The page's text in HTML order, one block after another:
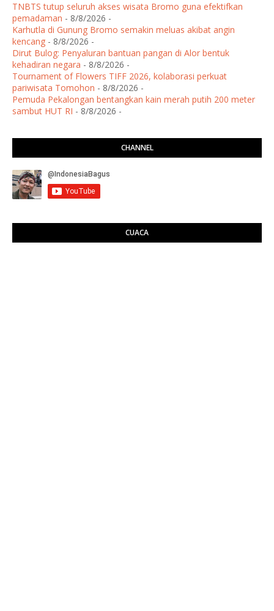
TNBTS tutup seluruh akses wisata Bromo guna efektifkan
pemadaman - 8/8/2026 -
Karhutla di Gunung Bromo semakin meluas akibat angin
kencang - 8/8/2026 -
Dirut Bulog: Penyaluran bantuan pangan di Alor bentuk
kehadiran negara - 8/8/2026 -
Tournament of Flowers TIFF 2026, kolaborasi perkuat
pariwisata Tomohon - 8/8/2026 -
Pemuda Pekalongan bentangkan kain merah putih 200 meter
sambut HUT RI - 8/8/2026 -
CHANNEL
CUACA